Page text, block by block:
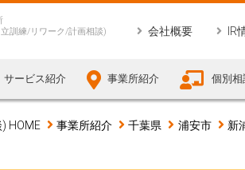
訓練/リワーク/計画相談)
会社概要 IR
サービス紹介 事業所紹介 個別相
HOME 事業所紹介 千葉県 浦安市 新